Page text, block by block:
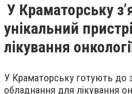
У Краматорську
унікальний
лікування
У Краматорську готують до
обладнання для лікування